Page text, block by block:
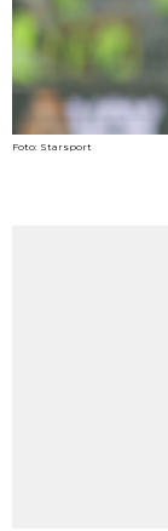
Foto: Starsport